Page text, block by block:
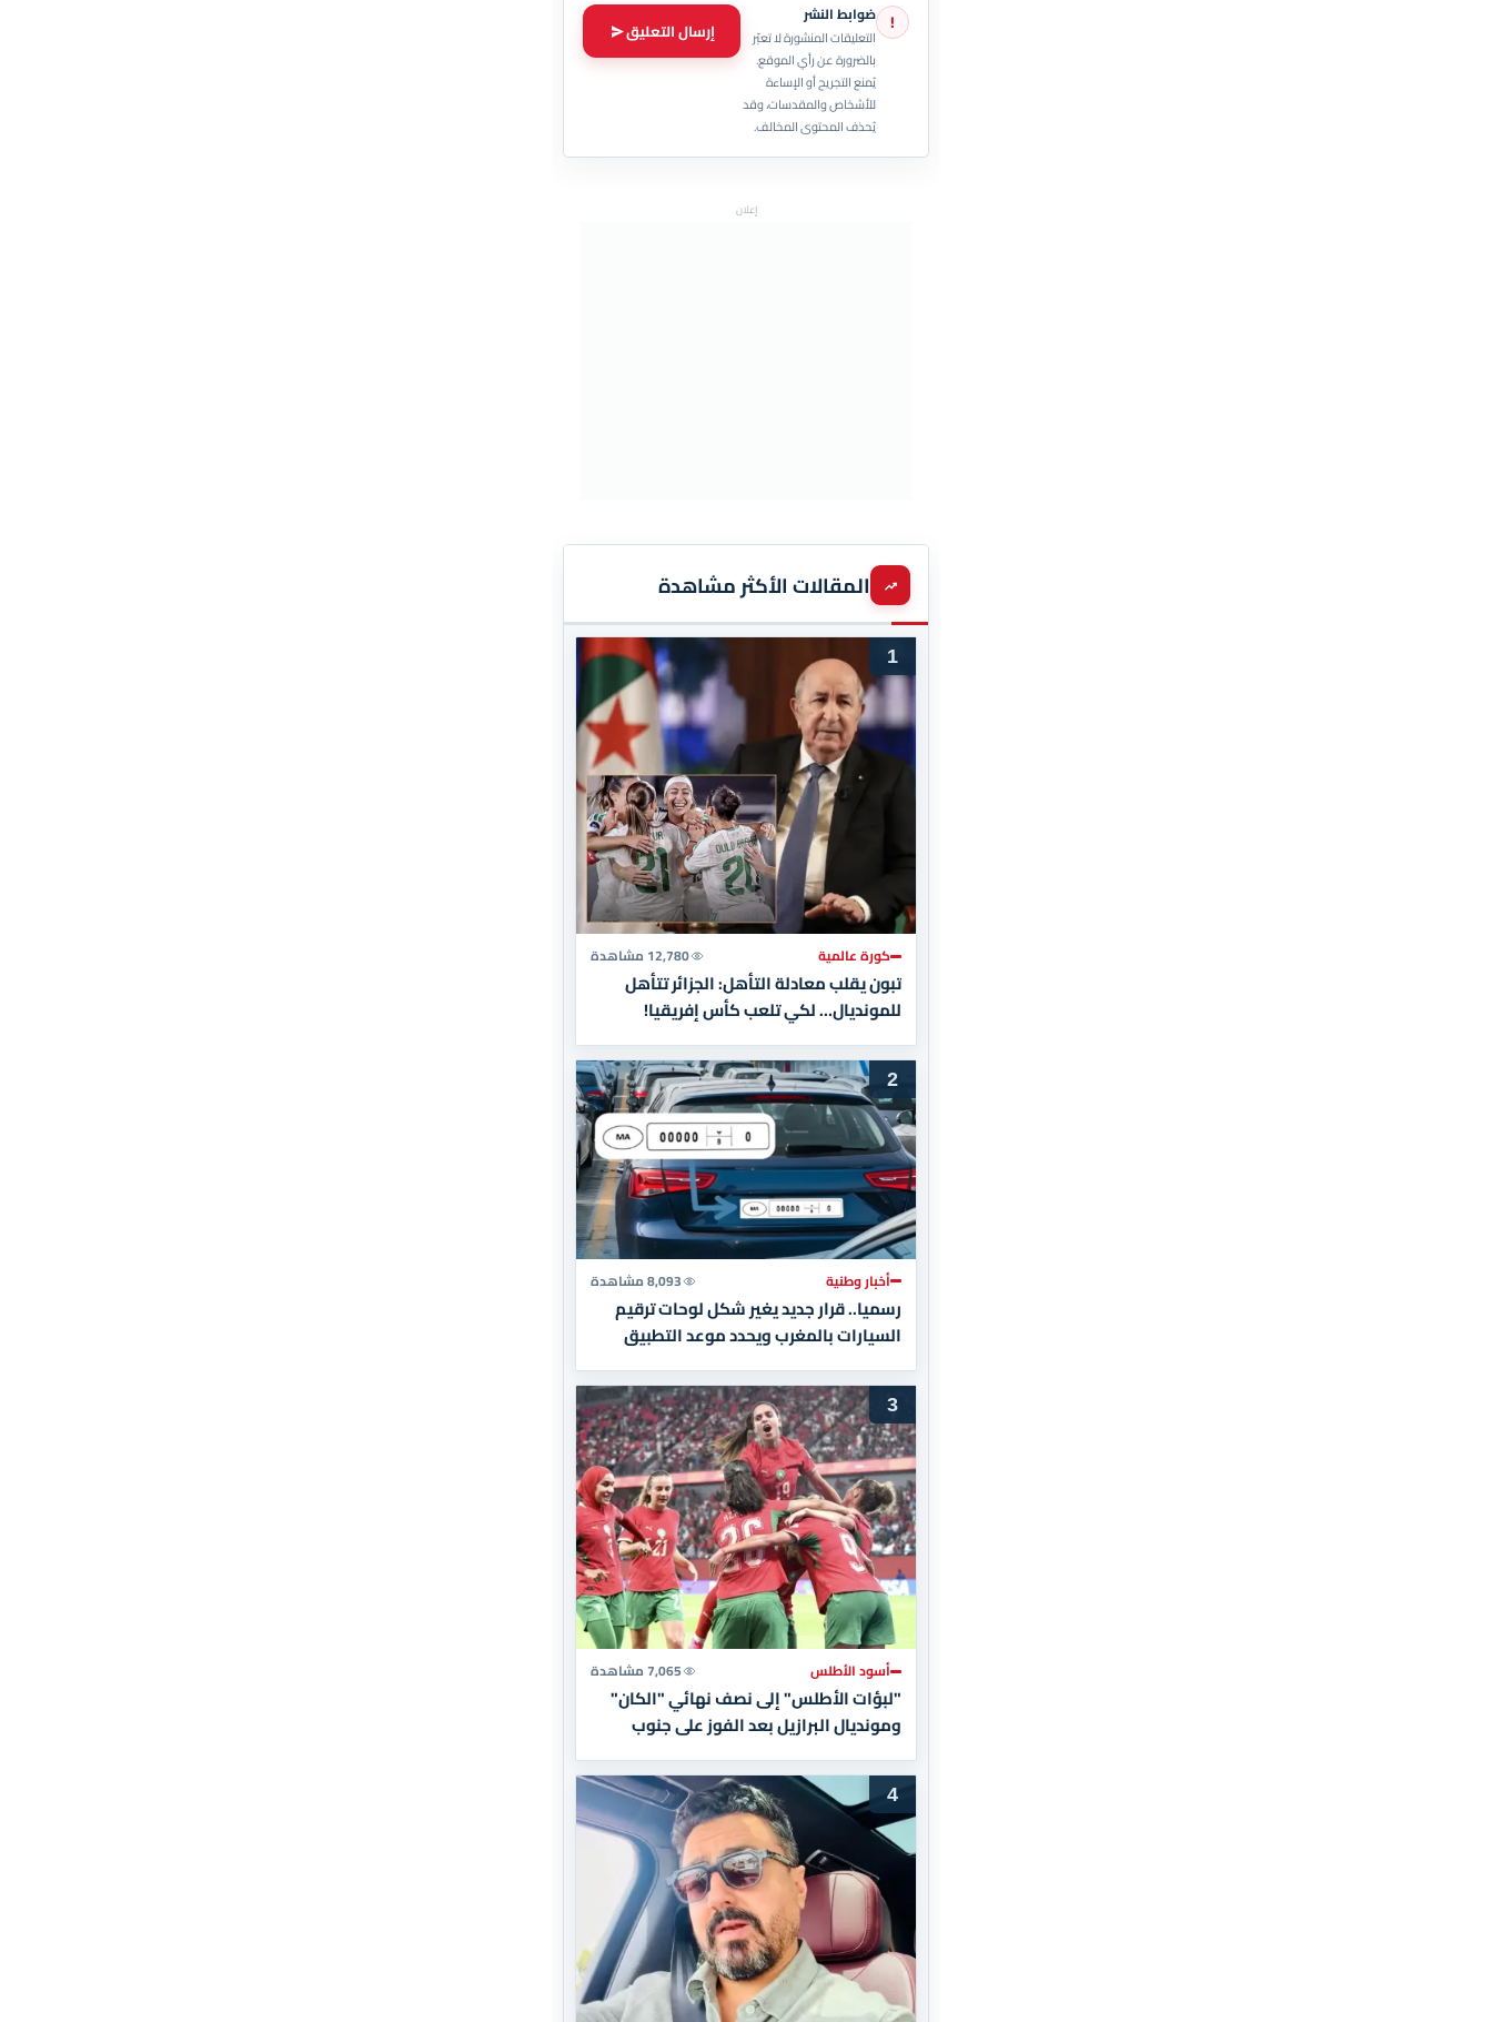
! ضوابط النشر
التعليقات المنشورة لا تعبّر
بالضرورة عن رأي الموقع.
يُمنع التجريح أو الإساءة
للأشخاص والمقدسات، وقد
يُحذف المحتوى المخالف.
إرسال التعليق
إعلان
المقالات الأكثر مشاهدة
1
كورة عالمية 12,780 مشاهدة
تبون يقلب معادلة التأهل: الجزائر تتأهل
للمونديال… لكي تلعب كأس إفريقيا!
2
أخبار وطنية 8,093 مشاهدة
رسميا.. قرار جديد يغير شكل لوحات ترقيم
السيارات بالمغرب ويحدد موعد التطبيق
3
أسود الأطلس 7,065 مشاهدة
"لبؤات الأطلس" إلى نصف نهائي "الكان"
ومونديال البرازيل بعد الفوز على جنوب
إفريقيا
4